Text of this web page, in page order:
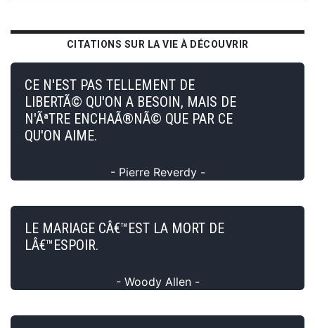
CITATIONS SUR LA VIE À DÉCOUVRIR
CE N'EST PAS TELLEMENT DE
LIBERTÃ© QU'ON A BESOIN, MAIS DE
N'ÃªTRE ENCHAÃ®NÃ© QUE PAR CE
QU'ON AIME.
- Pierre Reverdy -
LE MARIAGE CÂ€™EST LA MORT DE
LÂ€™ESPOIR.
- Woody Allen -